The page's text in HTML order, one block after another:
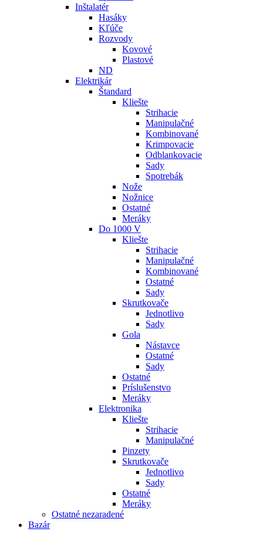
Inštalatér
Hasáky
Kľúče
Rozvody
Kovové
Plastové
ND
Elektrikár
Štandard
Kliešte
Strihacie
Manipulačné
Kombinované
Krimpovacie
Odblankovacie
Sady
Spotrebák
Nože
Nožnice
Ostatné
Meráky
Do 1000 V
Kliešte
Strihacie
Manipulačné
Kombinované
Ostatné
Sady
Skrutkovače
Jednotlivo
Sady
Gola
Nástavce
Ostatné
Sady
Ostatné
Príslušenstvo
Meráky
Elektronika
Kliešte
Strihacie
Manipulačné
Pinzety
Skrutkovače
Jednotlivo
Sady
Ostatné
Meráky
Ostatné nezaradené
Bazár